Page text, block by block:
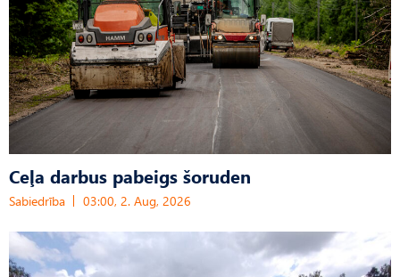
Ceļa darbus pabeigs šoruden
Sabiedrība 03:00, 2. Aug, 2026